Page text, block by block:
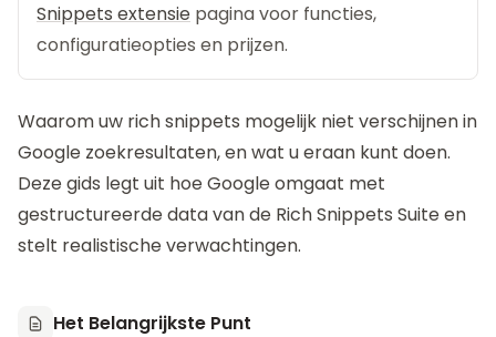
Snippets extensie pagina voor functies,
configuratieopties en prijzen.
Waarom uw rich snippets mogelijk niet verschijnen in
Google zoekresultaten, en wat u eraan kunt doen.
Deze gids legt uit hoe Google omgaat met
gestructureerde data van de Rich Snippets Suiteen
stelt realistische verwachtingen.
Het Belangrijkste Punt